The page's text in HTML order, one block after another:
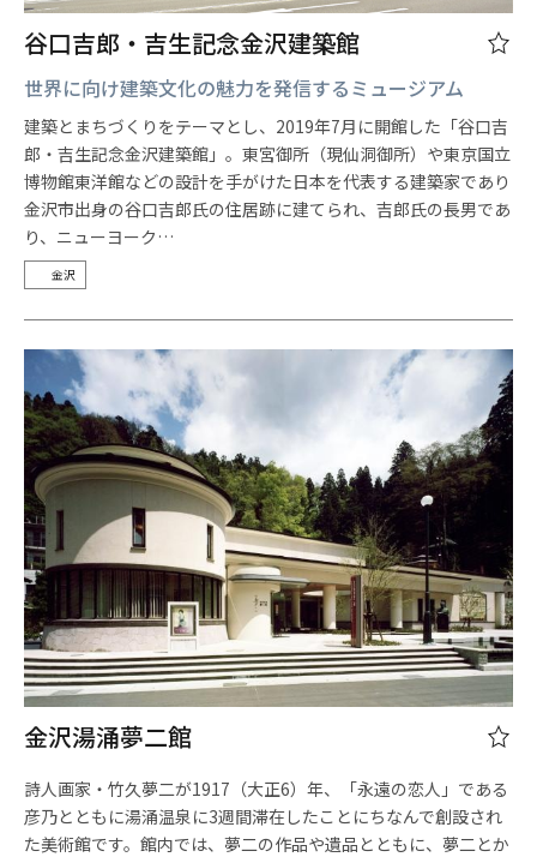
谷口吉郎・吉生記念金沢建築館
世界に向け建築文化の魅力を発信するミュージアム
建築とまちづくりをテーマとし、2019年7月に開館した「谷口吉
郎・吉生記念金沢建築館」。東宮御所（現仙洞御所）や東京国立
博物館東洋館などの設計を手がけた日本を代表する建築家であり
金沢市出身の谷口吉郎氏の住居跡に建てられ、吉郎氏の長男であ
り、ニューヨーク…
金沢
金沢湯涌夢二館
詩人画家・竹久夢二が1917（大正6）年、「永遠の恋人」である
彦乃とともに湯涌温泉に3週間滞在したことにちなんで創設され
た美術館です。館内では、夢二の作品や遺品とともに、夢二とか